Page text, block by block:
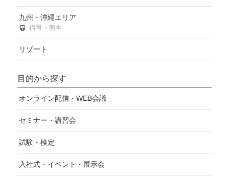
九州・沖縄エリア
福岡 ・熊本
リゾート
目的から探す
オンライン配信・WEB会議
セミナー・講習会
試験・検定
入社式・イベント・展示会